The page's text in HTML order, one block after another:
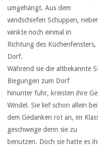
umgehängt. Aus dem
windschiefen Schuppen,
winkte noch einmal in
Richtung des
Dorf.
Während sie die altbekannte
Biegungen zum Dorf
hinunter fuhr, kreisten ihre
Windel. Sie lief schon allein bei
dem Gedanken rot an, im
geschweige denn sie zu
benutzen. Doch sie hatte es